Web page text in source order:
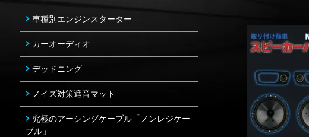
車種別エンジンスターター
カーオーディオ
デッドニング
ノイズ対策遮音マット
究極のアーシングケーブル「ノンレジケー
ブル」